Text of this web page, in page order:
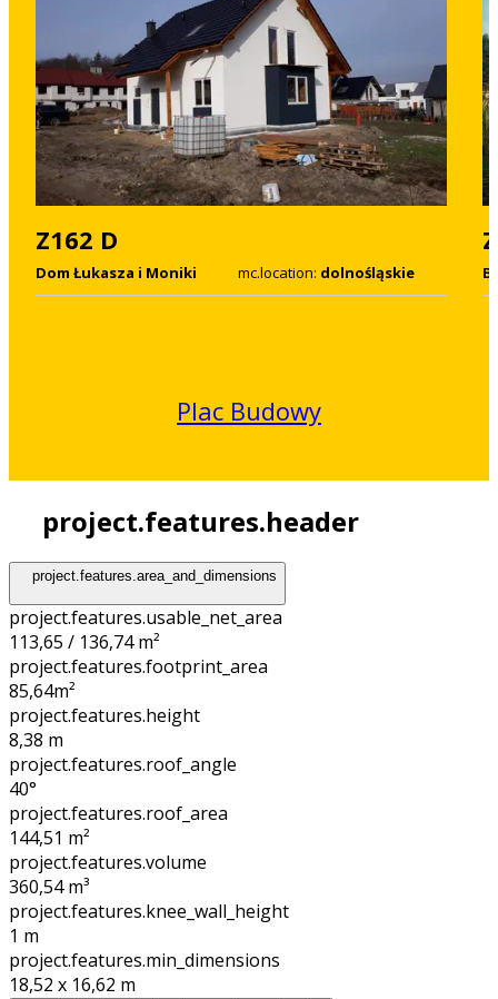
Z162 D
Dom Łukasza i Moniki mc.location: dolnośląskie
Plac Budowy
project.features.header
project.features.area_and_dimensions
project.features.usable_net_area
113,65 / 136,74 m²
project.features.footprint_area
85,64m²
project.features.height
8,38 m
project.features.roof_angle
40°
project.features.roof_area
144,51 m²
project.features.volume
360,54m³
project.features.knee_wall_height
1 m
project.features.min_dimensions
18,52 x 16,62 m